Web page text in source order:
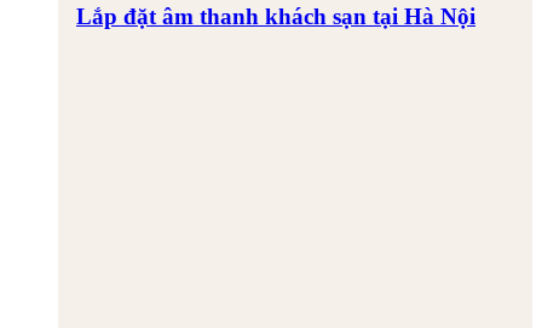
Lắp đặt âm thanh khách sạn tại Hà Nội